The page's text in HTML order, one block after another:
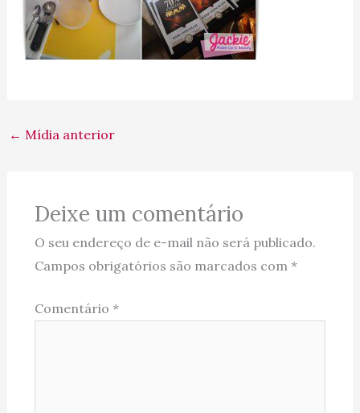
← Mídia anterior
Deixe um comentário
O seu endereço de e-mail não será publicado.
Campos obrigatórios são marcados com *
Comentário *